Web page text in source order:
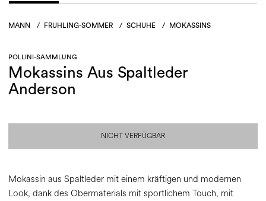
MANN / FRUHLING-SOMMER / SCHUHE / MOKASSINS
POLLINI-SAMMLUNG
Mokassins Aus Spaltleder
Anderson
NICHT VERFÜGBAR
Mokassin aus Spaltleder mit einem kräftigen und modernen
Look, dank des Obermaterials mit sportlichem Touch, mit